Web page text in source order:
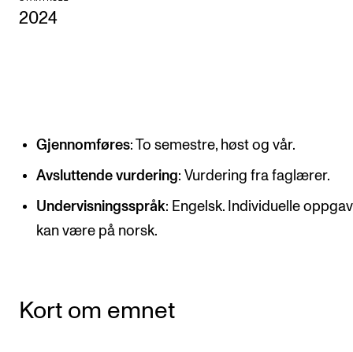
Søknad og opptak
FORSKNING
CERM
CREMAH
Publikasjoner
2024
Gjennomføres: To semestre, høst og vår.
Avsluttende vurdering: Vurdering fra faglærer.
Undervisningsspråk: Engelsk. Individuelle
kan være på norsk.
Kort om emnet